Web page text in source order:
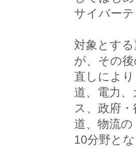
サイバー
対象とす
が、その
直しによ
道、電力、
ス、政府
道、物流の
10分野と